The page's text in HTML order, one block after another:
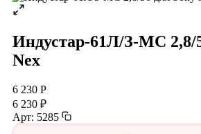
Индустар-61Л/З-МС 2,8/
Nex
6 230 Р
6 230 ₽
Арт: 5285